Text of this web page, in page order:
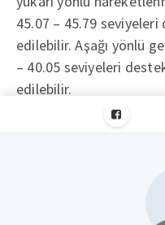
45.07 – 45.79
edilebilir. Aşağı yönlü
– 40.05 seviyeleri
edilebilir.